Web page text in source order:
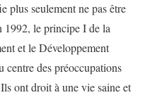
plus seulement ne pas être
1992, le principe I de la
et le Développement
centre des préoccupations
ont droit à une vie saine et